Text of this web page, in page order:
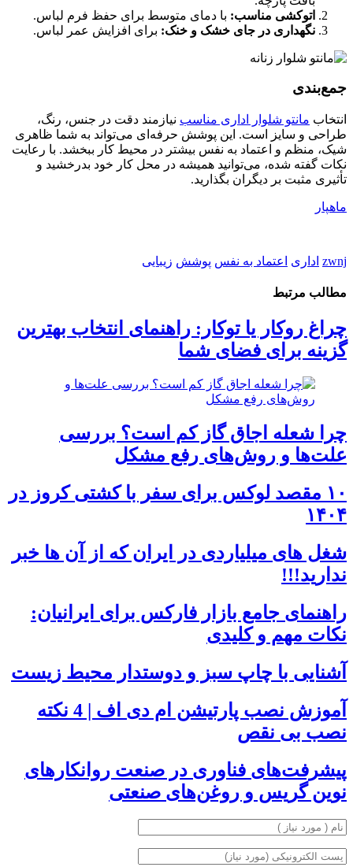
اتوکشی مناسب: با دمای متوسط برای حفظ فرم لباس.
نگهداری در جای خشک و خنک: برای افزایش عمر لباس.
جمع‌بندی
انتخاب مانتو شلوار اداری مناسب نیازمند دقت در جنس، رنگ،
طراحی و سایز است. این پوشش حرفه‌ای می‌تواند به شما ظاهری
شیک، منظم و اعتماد به نفس بیشتر در محیط کار ببخشد. با رعایت
نکات گفته شده، می‌توانید همیشه در محل کار خود بدرخشید و
تأثیری مثبت بر دیگران بگذارید.
ماهپار
zwnj اداری اعتماد به نفس پوشش زیبایی
مطالب مرتبط
چراغ روکار یا توکار: راهنمای انتخاب بهترین
گزینه برای فضای شما
چرا شعله اجاق گاز کم است؟ بررسی
علت‌ها و روش‌های رفع مشکل
۱۰ مقصد لوکس برای سفر با کشتی کروز در
۱۴۰۴
شغل های میلیاردی در ایران که از آن ها خبر
ندارید!!!
راهنمای جامع بازار فارکس برای ایرانیان:
نکات مهم و کلیدی
آشنایی با چاپ سبز و دوستدار محیط زیست
آموزش نصب پارتیشن ام دی اف | 4 نکته
نصب بی نقص
پیشرفت‌های فناوری در صنعت روانکارهای
نوین گریس و روغن‌های صنعتی